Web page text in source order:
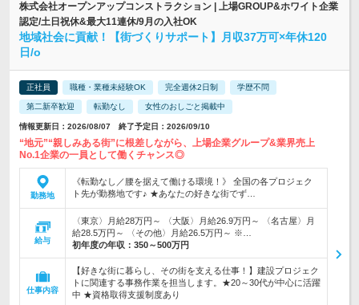
株式会社オープンアップコンストラクション | 上場GROUP&ホワイト企業
認定/土日祝休&最大11連休/9月の入社OK
地域社会に貢献！【街づくりサポート】月収37万可×年休120
日/o
正社員 職種・業種未経験OK 完全週休2日制 学歴不問
第二新卒歓迎 転勤なし 女性のおしごと掲載中
情報更新日：2026/08/07 終了予定日：2026/09/10
“地元”“親しみある街”に根差しながら、上場企業グループ&業界売上
No.1企業の一員として働くチャンス◎
勤務地
《転勤なし／腰を据えて働ける環境！》 全国の各プロジェク
ト先が勤務地です♪ ★あなたの好きな街でず…
給与
〈東京〉月給28万円～ 〈大阪〉月給26.9万円～ 〈名古屋〉月
給28.5万円～ 〈その他〉月給26.5万円～ ※…
初年度の年収： 350～500万円
仕事内容
【好きな街に暮らし、その街を支える仕事！】建設プロジェク
トに関連する事務作業を担当します。★20～30代が中心に活躍
中 ★資格取得支援制度あり